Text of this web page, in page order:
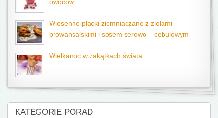
owoców
Wiosenne placki ziemniaczane z ziołami
prowansalskimi i sosem serowo – cebulowym
Wielkanoc w zakątkach świata
KATEGORIE PORAD